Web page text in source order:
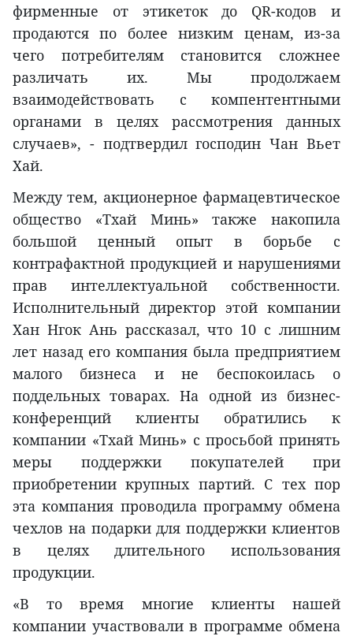
фирменные от этикеток до QR-кодов и
продаются по более низким ценам, из-за
чего потребителям становится сложнее
различать их. Мы продолжаем
взаимодействовать с компентентными
органами в целях рассмотрения данных
случаев», - подтвердил господин Чан Вьет
Хай.
Между тем, акционерное фармацевтическое
общество «Тхай Минь» также накопила
большой ценный опыт в борьбе с
контрафактной продукцией и нарушениями
прав интеллектуальной собственности.
Исполнительный директор этой компании
Хан Нгок Ань рассказал, что 10 с лишним
лет назад его компания была предприятием
малого бизнеса и не беспокоилась о
поддельных товарах. На одной из бизнес-
конференций клиенты обратились к
компании «Тхай Минь» с просьбой принять
меры поддержки покупателей при
приобретении крупных партий. С тех пор
эта компания проводила программу обмена
чехлов на подарки для поддержки клиентов
в целях длительного использования
продукции.
«В то время многие клиенты нашей
компании участвовали в программе обмена